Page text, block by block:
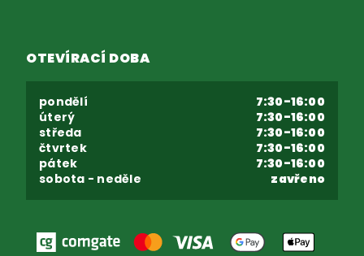
OTEVÍRACÍ DOBA
pondělí
7:30-16:00
úterý
7:30-16:00
středa
7:30-16:00
čtvrtek
7:30-16:00
pátek
7:30-16:00
sobota - neděle
zavřeno